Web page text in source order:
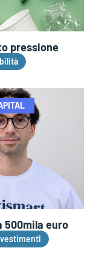
pressione
500mila euro